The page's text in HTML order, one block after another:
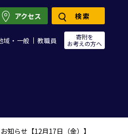
域・一般 教職員
寄附を
お考えの方へ
アクセス 検索
知らせ【12月17日（金）】